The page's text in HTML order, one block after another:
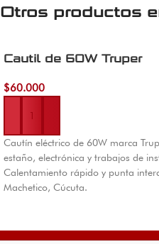
Otros productos
Cautil de 60W Truper
$60.000
Añadir al carrito
Cautín eléctrico de 60W marca
estaño, electrónica y trabajos de
Calentamiento rápido y punta
Machetico, Cúcuta.